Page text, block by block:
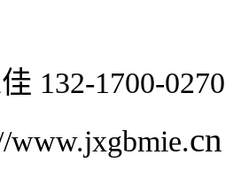
132-1700-
www.jxgbmie.cn